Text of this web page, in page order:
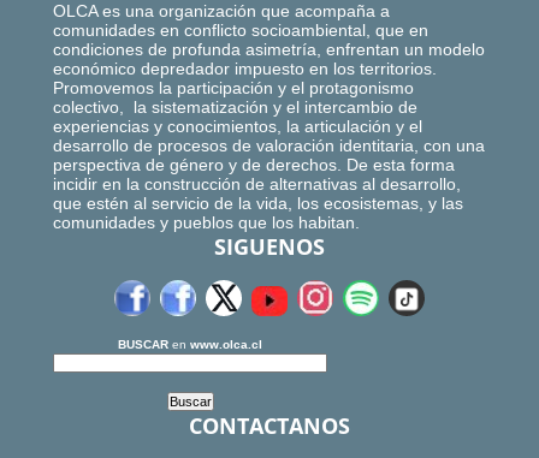
OLCA es una organización que acompaña a
comunidades en conflicto socioambiental, que en
condiciones de profunda asimetría, enfrentan un modelo
económico depredador impuesto en los territorios.
Promovemos la participación y el protagonismo
colectivo, la sistematización y el intercambio de
experiencias y conocimientos, la articulación y el
desarrollo de procesos de valoración identitaria, con una
perspectiva de género y de derechos. De esta forma
incidir en la construcción de alternativas al desarrollo,
que estén al servicio de la vida, los ecosistemas, y las
comunidades y pueblos que los habitan.
SIGUENOS
BUSCAR en www.olca.cl
CONTACTANOS